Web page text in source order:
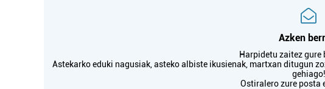
Azken
Harpidetu zaitez gure
Astekarko eduki nagusiak, asteko albiste ikusienak, martxan ditugun
gehiago!
Ostiralero zure posta